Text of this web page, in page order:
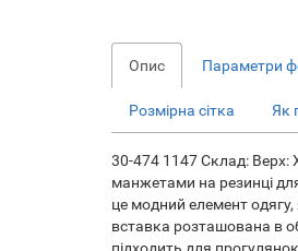
Опис Параметри
Розмірна сітка Як
30-474 1147 Склад: Верх:
манжетами на резинці
це модний елемент
вставка розташована в